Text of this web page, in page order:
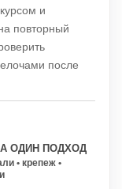
и
повторный
после
ОДИН ПОДХОД
• крепеж •